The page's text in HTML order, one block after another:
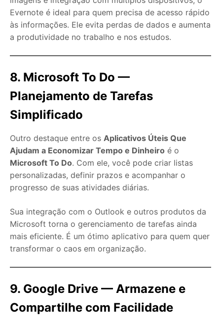
Evernote é ideal para quem precisa de acesso rápido
às informações. Ele evita perdas de dados e aumenta
a produtividade no trabalho e nos estudos.
8. Microsoft To Do —
Planejamento de Tarefas
Simplificado
Outro destaque entre os Aplicativos Úteis Que
Ajudam a Economizar Tempo e Dinheiro é o
Microsoft To Do. Com ele, você pode criar listas
personalizadas, definir prazos e acompanhar o
progresso de suas atividades diárias.
Sua integração com o Outlook e outros produtos da
Microsoft torna o gerenciamento de tarefas ainda
mais eficiente. É um ótimo aplicativo para quem quer
transformar o caos em organização.
9. Google Drive — Armazene e
Compartilhe com Facilidade